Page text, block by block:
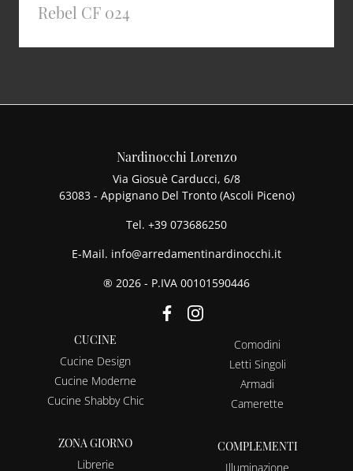
Rebel CF 024
Nardinocchi Lorenzo
Via Giosuè Carducci, 6/8
63083 - Appignano Del Tronto (Ascoli Piceno)
Tel. +39 073686250
E-Mail. info@arredamentinardinocchi.it
® 2026 - P.IVA 00101590446
CUCINE
Cucine Design
Cucine Moderne
Cucine Shabby Chic
ZONA GIORNO
Librerie
Comodini
Letti Singoli
Armadi
Camerette
COMPLEMENTI
Illuminazione